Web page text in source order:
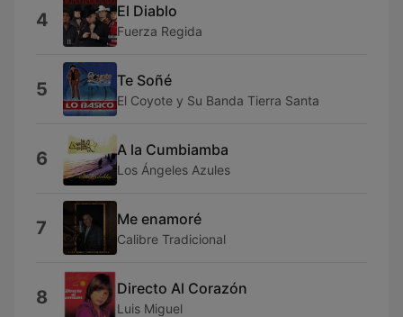
4 El Diablo
Fuerza Regida
5 Te Soñé
El Coyote y Su Banda Tierra Santa
6 A la Cumbiamba
Los Ángeles Azules
7 Me enamoré
Calibre Tradicional
8 Directo Al Corazón
Luis Miguel